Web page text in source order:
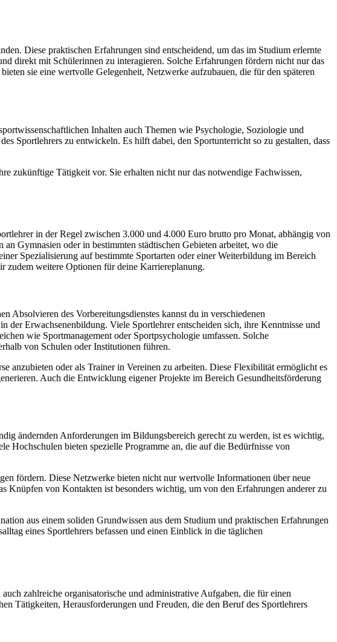
Diese praktischen Erfahrungen sind entscheidend, um das im Studium erlernte
direkt mit Schülerinnen zu interagieren. Solche Erfahrungen fördern nicht nur das
sie eine wertvolle Gelegenheit, Netzwerke aufzubauen, die für den späteren
Inhalten auch Themen wie Psychologie, Soziologie und
Sportlehrers zu entwickeln. Es hilft dabei, den Sportunterricht so zu gestalten, dass
zukünftige Tätigkeit vor. Sie erhalten nicht nur das notwendige Fachwissen,
in der Regel zwischen 3.000 und 4.000 Euro brutto pro Monat, abhängig von
Gymnasien oder in bestimmten städtischen Gebieten arbeitet, wo die
Spezialisierung auf bestimmte Sportarten oder einer Weiterbildung im Bereich
zudem weitere Optionen für deine Karriereplanung.
Absolvieren des Vorbereitungsdienstes kannst du in verschiedenen
Erwachsenenbildung. Viele Sportlehrer entscheiden sich, ihre Kenntnisse und
wie Sportmanagement oder Sportpsychologie umfassen. Solche
von Schulen oder Institutionen führen.
anzubieten oder als Trainer in Vereinen zu arbeiten. Diese Flexibilität ermöglicht es
Auch die Entwicklung eigener Projekte im Bereich Gesundheitsförderung
ändernden Anforderungen im Bildungsbereich gerecht zu werden, ist es wichtig,
Hochschulen bieten spezielle Programme an, die auf die Bedürfnisse von
fördern. Diese Netzwerke bieten nicht nur wertvolle Informationen über neue
von Kontakten ist besonders wichtig, um von den Erfahrungen anderer zu
aus einem soliden Grundwissen aus dem Studium und praktischen Erfahrungen
eines Sportlehrers befassen und einen Einblick in die täglichen
zahlreiche organisatorische und administrative Aufgaben, die für einen
Tätigkeiten, Herausforderungen und Freuden, die den Beruf des Sportlehrers